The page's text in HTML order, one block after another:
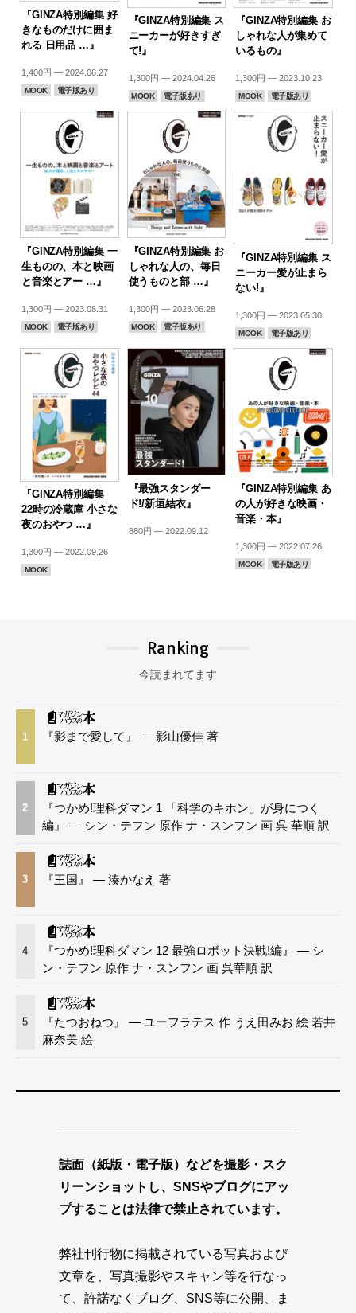
『GINZA特別編集 好
きなものだけに囲ま
れる 日用品 …』
1,400円 — 2024.06.27
MOOK 電子版あり
『GINZA特別編集 ス
ニーカーが好きすぎ
て!』
1,300円 — 2024.04.26
MOOK 電子版あり
『GINZA特別編集 お
しゃれな人が集めて
いるもの』
1,300円 — 2023.10.23
MOOK 電子版あり
『GINZA特別編集 一
生ものの、本と映画
と音楽とアー …』
1,300円 — 2023.08.31
MOOK 電子版あり
『GINZA特別編集 お
しゃれな人の、毎日
使うものと部 …』
1,300円 — 2023.06.28
MOOK 電子版あり
『GINZA特別編集 ス
ニーカー愛が止まら
ない!』
1,300円 — 2023.05.30
MOOK 電子版あり
『GINZA特別編集
22時の冷蔵庫 小さな
夜のおやつ …』
1,300円 — 2022.09.26
MOOK
『最強スタンダー
ド!/新垣結衣』
880円 — 2022.09.12
『GINZA特別編集 あ
の人が好きな映画・
音楽・本』
1,300円 — 2022.07.26
MOOK 電子版あり
Ranking
今読まれてます
1 『影まで愛して』 — 影山優佳 著
2
『つかめ!理科ダマン 1 「科学のキホン」が身につく
編』 — シン・テフン 原作 ナ・スンフン 画 呉 華順 訳
3 『王国』 — 湊かなえ 著
4
『つかめ!理科ダマン 12 最強ロボット決戦!編』 — シ
ン・テフン 原作 ナ・スンフン 画 呉華順 訳
5
『たつおねつ』 — ユーフラテス 作 うえ田みお 絵 若井
麻奈美 絵
誌面（紙版・電子版）などを撮影・スク
リーンショットし、SNSやブログにアッ
プすることは法律で禁止されています。
弊社刊行物に掲載されている写真および
文章を、写真撮影やスキャン等を行なっ
て、許諾なくブログ、SNS等に公開、ま